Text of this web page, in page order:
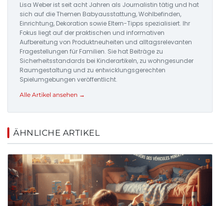
Lisa Weber ist seit acht Jahren als Journalistin tätig und hat
sich auf die Themen Babyausstattung, Wohlbefinden,
Einrichtung, Dekoration sowie Eltern-Tipps spezialisiert. Ihr
Fokus liegt auf der praktischen und informativen
Aufbereitung von Produktneuheiten und alltagsrelevanten
Fragestellungen für Familien. Sie hat Beiträge zu
Sicherheitsstandards bei Kinderartikeln, zu wohngesunder
Raumgestaltung und zu entwicklungsgerechten
Spielumgebungen veröffentlicht.
Alle Artikel ansehen →
ÄHNLICHE ARTIKEL